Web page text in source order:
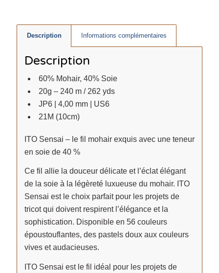
Description Informations complémentaires
Description
60% Mohair, 40% Soie
20g – 240 m / 262 yds
JP6 | 4,00 mm | US6
21M (10cm)
ITO Sensai – le fil mohair exquis avec une teneur
en soie de 40 %
Ce fil allie la douceur délicate et l’éclat élégant
de la soie à la légèreté luxueuse du mohair. ITO
Sensai est le choix parfait pour les projets de
tricot qui doivent respirent l’élégance et la
sophistication. Disponible en 56 couleurs
époustouflantes, des pastels doux aux couleurs
vives et audacieuses.
ITO Sensai est le fil idéal pour les projets de